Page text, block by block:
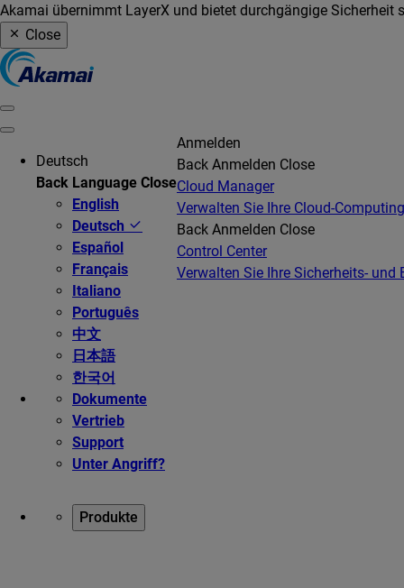
Akamai übernimmt LayerX und bietet durchgängige Sicherheit
Close
Deutsch
Back Language Close
English
Deutsch
Español
Français
Italiano
Português
中文
日本語
한국어
Dokumente
Vertrieb
Support
Unter Angriff?
Anmelden
Back Anmelden Close
Cloud Manager
Verwalten Sie Ihre Cloud-
Back Anmelden Close
Control Center
Verwalten Sie Ihre Sicherheits- und
Produkte